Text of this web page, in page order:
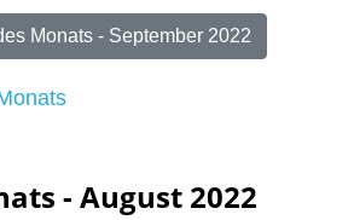
Monats - September 2022
- August 2022